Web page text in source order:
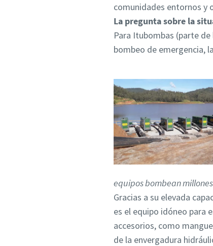
comunidades entornos y
La pregunta sobre la
Para Itubombas (parte
bombeo de emergencia,
equipos bombean
Gracias a su elevada
es el equipo idóneo para
accesorios, como
de la envergadura